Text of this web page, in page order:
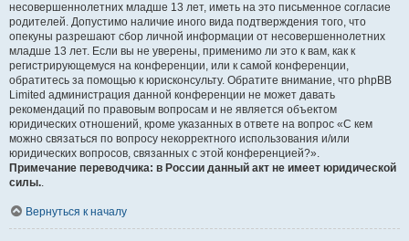
несовершеннолетних младше 13 лет, иметь на это письменное согласие
родителей. Допустимо наличие иного вида подтверждения того, что
опекуны разрешают сбор личной информации от несовершеннолетних
младше 13 лет. Если вы не уверены, применимо ли это к вам, как к
регистрирующемуся на конференции, или к самой конференции,
обратитесь за помощью к юрисконсульту. Обратите внимание, что phpBB
Limited администрация данной конференции не может давать
рекомендаций по правовым вопросам и не является объектом
юридических отношений, кроме указанных в ответе на вопрос «С кем
можно связаться по вопросу некорректного использования и/или
юридических вопросов, связанных с этой конференцией?».
Примечание переводчика: в России данный акт не имеет юридической
силы..
Вернуться к началу